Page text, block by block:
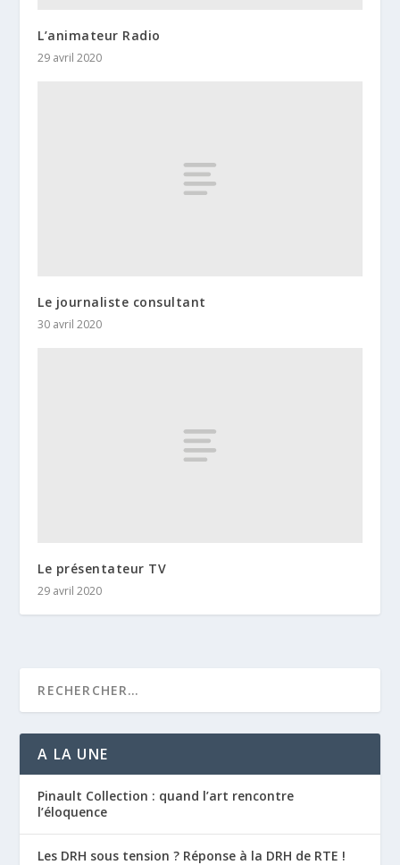
L’animateur Radio
29 avril 2020
Le journaliste consultant
30 avril 2020
Le présentateur TV
29 avril 2020
A LA UNE
Pinault Collection : quand l’art rencontre
l’éloquence
Les DRH sous tension ? Réponse à la DRH de RTE !